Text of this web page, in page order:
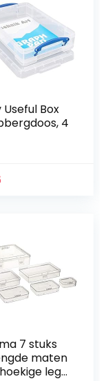
Useful Box
4
7 stuks
maten
lege